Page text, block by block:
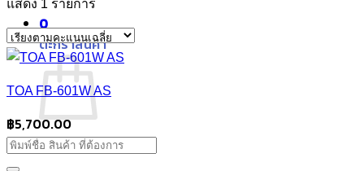
0
ตะกร้าสินค้า
ไม่มีสินค้าในตะกร้า
แสดง 1 รายการ
TOA FB-601W AS
฿5,700.00